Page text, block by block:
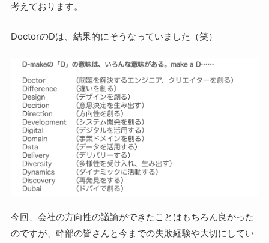
考えております。
DoctorのDは、結果的にそうなっていました（笑）
今回、会社の方向性の議論ができたことはもちろん良かった
のですが、幹部の皆さんと今までの失敗経験や大切にしてい